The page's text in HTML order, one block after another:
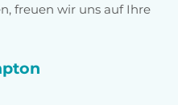
freuen wir uns auf Ihre